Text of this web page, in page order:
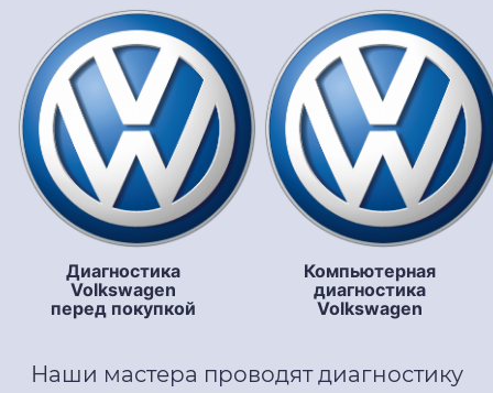
Диагностика
Volkswagen
перед покупкой
Компьютерная
диагностика
Volkswagen
Наши мастера проводят диагностику